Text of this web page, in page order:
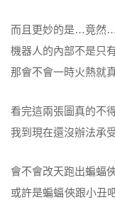
而且更妙的是…竟然
機器人的內部不是只
那會不會一時火熱就
看完這兩張圖真的不
我到現在還沒辦法承
會不會改天跑出蝙蝠
或許是蝙蝠俠跟小丑